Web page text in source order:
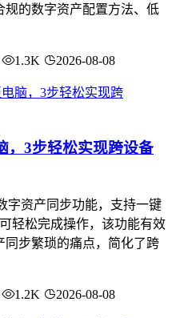
规的数字资产配置方法、低
1.3K 2026-08-08
，3步轻松实现跨设备
字资产同步功能，支持一键
轻松完成操作，该功能有效
步繁琐的痛点，简化了跨
1.2K 2026-08-08